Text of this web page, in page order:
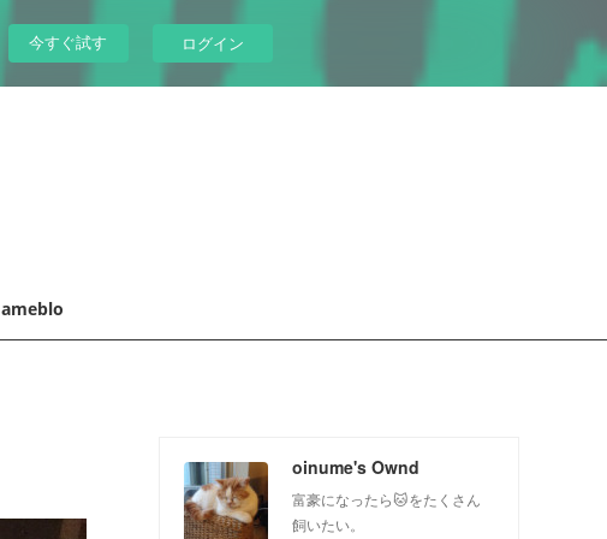
今すぐ試す ログイン
ameblo
oinume's Ownd
富豪になったら🐱をたくさん
飼いたい。